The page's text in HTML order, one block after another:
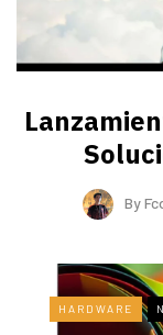
By
HARDWARE